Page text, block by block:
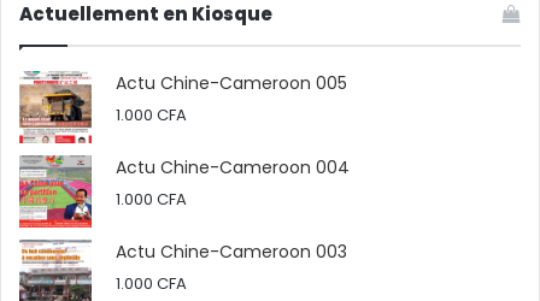
Actuellement en Kiosque
Actu Chine-Cameroon 005
1.000 CFA
Actu Chine-Cameroon 004
1.000 CFA
Actu Chine-Cameroon 003
1.000 CFA